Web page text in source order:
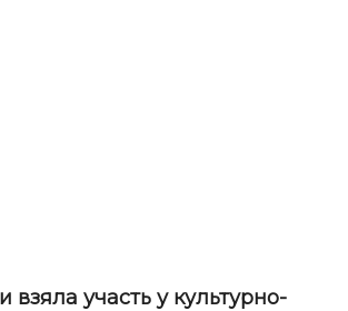
взяла участь у культурно-